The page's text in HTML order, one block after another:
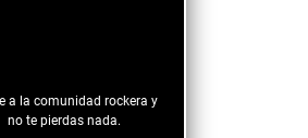
a la comunidad rockera y
no te pierdas nada.
Sue (Will You Mar...
de Olhos